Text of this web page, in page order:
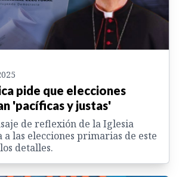
pide que elecciones
'pacíficas y justas'
de reflexión de la Iglesia
a las elecciones primarias de este
detalles.